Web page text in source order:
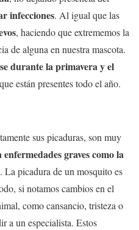
infecciones. Al igual que las
, haciendo que extrememos la
de alguna en nuestra mascota.
durante la primavera y el
están presentes todo el año.
sus picaduras, son muy
graves como la
. La picadura de un mosquito es
si notamos cambios en el
como cansancio, tristeza o
a un especialista. Estos